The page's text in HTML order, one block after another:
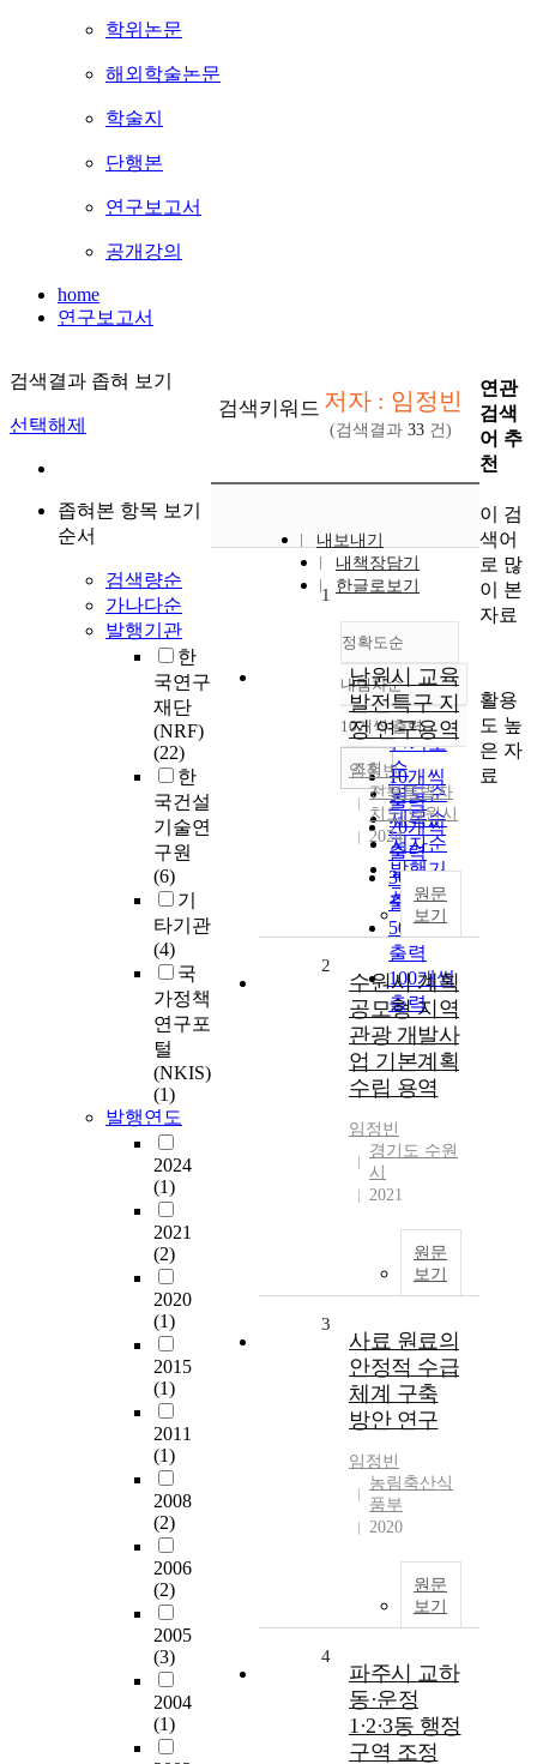
학위논문
해외학술논문
학술지
단행본
연구보고서
공개강의
home
연구보고서
검색결과 좁혀 보기
선택해제
좁혀본 항목 보기
순서
검색량순
가나다순
발행기관
한
국연구
재단
(NRF)
(22)
한
국건설
기술연
구원
(6)
기
타기관
(4)
국
가정책
연구포
털
(NKIS)
(1)
발행연도
2024
(1)
2021
(2)
2020
(1)
2015
(1)
2011
(1)
2008
(2)
2006
(2)
2005
(3)
2004
(1)
검색키워드 저자 : 임정빈
(검색결과 33 건)
내보내기
내책장담기
한글로보기
정확도순
정확도
순
인기도
순
연도순
제목순
저자순
발행기
관순
내림차순
내림차순
10개씩 출력
10개씩
출력
20개씩
출력
30개씩
출력
50개씩
출력
100개씩
출력
조회
1
남원시 교육
발전특구 지
정 연구용역
임정빈
전북특별자
치도 남원시
2024
원문
보기
2
수원시 계획
공모형 지역
관광 개발사
업 기본계획
수립 용역
임정빈
경기도 수원
시
2021
원문
보기
3
사료 원료의
안정적 수급
체계 구축
방안 연구
임정빈
농림축산식
품부
2020
원문
보기
4
파주시 교하
동·운정
1·2·3동 행정
구역 조정
연관
검색
어 추
천
이 검
색어
로 많
이 본
자료
활용
도 높
은 자
료